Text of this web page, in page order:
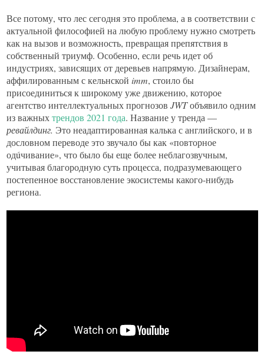
Все потому, что лес сегодня это проблема, а в соответствии с
актуальной философией на любую проблему нужно смотреть
как на вызов и возможность, превращая препятствия в
собственный триумф. Особенно, если речь идет об
индустриях, зависящих от деревьев напрямую. Дизайнерам,
аффилированным с кельнской imm, стоило бы
присоединиться к широкому уже движению, которое
агентство интеллектуальных прогнозов JWTобъявило одним
из важныхтрендов 2021 года. Название у тренда —
ревайлдинг. Это неадаптированная калька с английского, и в
дословном переводе это звучало бы как «повторное
одúчивание», что было бы еще более неблагозвучным,
учитывая благородную суть процесса, подразумевающего
постепенное восстановление экосистемы какого-нибудь
региона.